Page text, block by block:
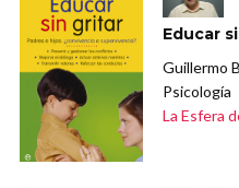
Educar
Guillermo
Psicología
La Esfera